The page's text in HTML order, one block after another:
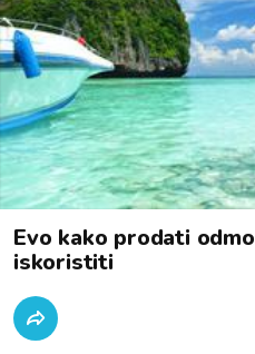
Evo kako prodati
iskoristiti